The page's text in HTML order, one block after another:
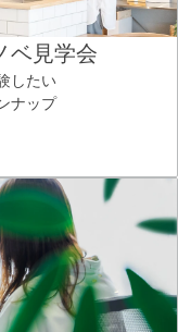
ベ見学会
したい
ナップ